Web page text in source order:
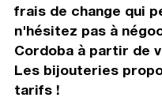
frais de change qui
n'hésitez pas à
Cordoba à partir de
Les bijouteries
tarifs !